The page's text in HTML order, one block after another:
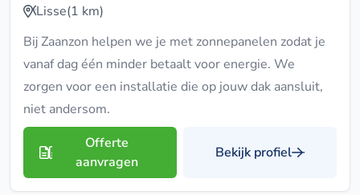
Lisse(1 km)
Bij Zaanzon helpen we je met zonnepanelen zodat je
vanaf dag één minder betaalt voor energie. We
zorgen voor een installatie die op jouw dak aansluit,
niet andersom.
Offerte
aanvragen
Bekijk profiel